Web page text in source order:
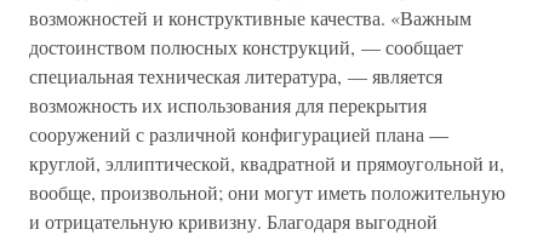
возможностей и конструктивные качества. «Важным
достоинством полюсных конструкций, — сообщает
специальная техническая литература, — является
возможность их использования для перекрытия
сооружений с различной конфигурацией плана —
круглой, эллиптической, квадратной и прямоугольной и,
вообще, произвольной; они могут иметь положительную
и отрицательную кривизну. Благодаря выгодной